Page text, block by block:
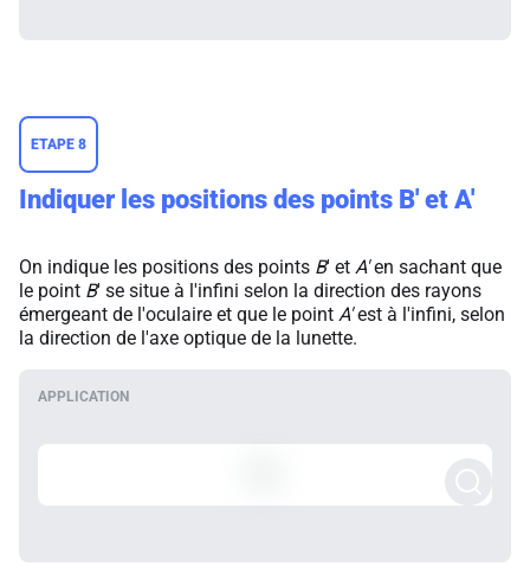
ETAPE 8
Indiquer les positions des points B' et A'
On indique les positions des points B' et A'en sachant que
le point B' se situe à l'infini selon la direction des rayons
émergeant de l'oculaire et que le point A'est à l'infini, selon
la direction de l'axe optique de la lunette.